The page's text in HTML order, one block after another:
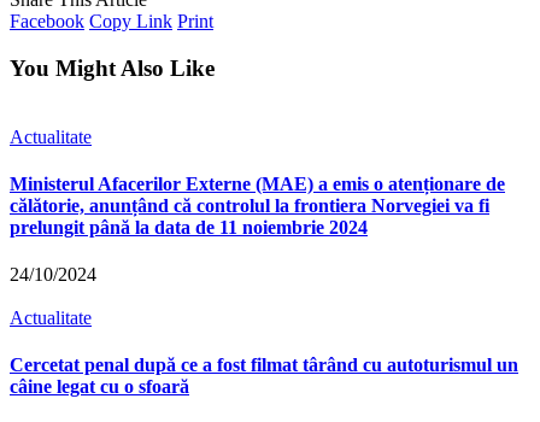
Facebook Copy Link Print
You Might Also Like
Actualitate
Ministerul Afacerilor Externe (MAE) a emis o atenționare de
călătorie, anunțând că controlul la frontiera Norvegiei va fi
prelungit până la data de 11 noiembrie 2024
24/10/2024
Actualitate
Cercetat penal după ce a fost filmat târând cu autoturismul un
câine legat cu o sfoară